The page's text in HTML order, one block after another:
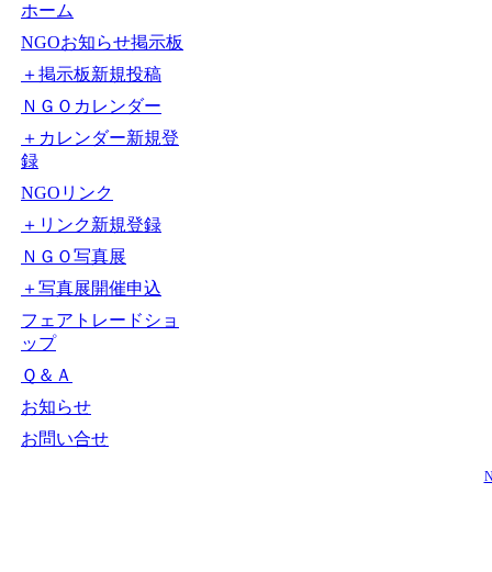
ホーム
NGOお知らせ掲示板
＋掲示板新規投稿
ＮＧＯカレンダー
＋カレンダー新規登
録
NGOリンク
＋リンク新規登録
ＮＧＯ写真展
＋写真展開催申込
フェアトレードショ
ップ
Ｑ＆Ａ
お知らせ
お問い合せ